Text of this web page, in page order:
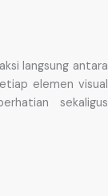
langsung antara
elemen visual
sekaligus